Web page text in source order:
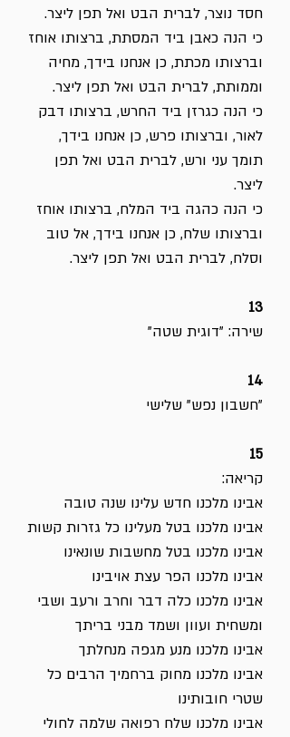
חסד נוצר, לברית הבט ואל תפן ליצר.
כי הנה כאבן ביד המסתת, ברצותו אוחז
וברצותו מכתת, כן אנחנו בידך, מחיה
וממותת, לברית הבט ואל תפן ליצר.
כי הנה כגרזן ביד החרש, ברצותו דבק
לאור, וברצותו פרש, כן אנחנו בידך,
תומך עני ורש, לברית הבט ואל תפן
ליצר.
כי הנה כהגה ביד המלח, ברצותו אוחז
וברצותו שלח, כן אנחנו בידך, אל טוב
וסלח, לברית הבט ואל תפן ליצר.
13
שירה: "דוגית שטה"
14
"חשבון נפש" שלישי
15
קריאה:
אבינו מלכנו חדש עלינו שנה טובה
אבינו מלכנו בטל מעלינו כל גזרות קשות
אבינו מלכנו בטל מחשבות שונאינו
אבינו מלכנו הפר עצת אויבינו
אבינו מלכנו כלה דבר וחרב ורעב ושבי
ומשחית ועוון ושמד מבני בריתך
אבינו מלכנו מנע מגפה מנחלתך
אבינו מלכנו מחוק ברחמיך הרבים כל
שטרי חובותינו
אבינו מלכנו שלח רפואה שלמה לחולי